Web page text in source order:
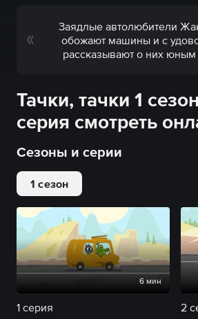
Заядлые автолюбители
обожают машины и с
рассказывают о них юным
Тачки, тачки 1
серия смотреть
Сезоны и серии
1 сезон
6 мин
1 серия 2